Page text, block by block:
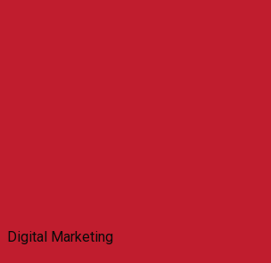
Digital Marketing